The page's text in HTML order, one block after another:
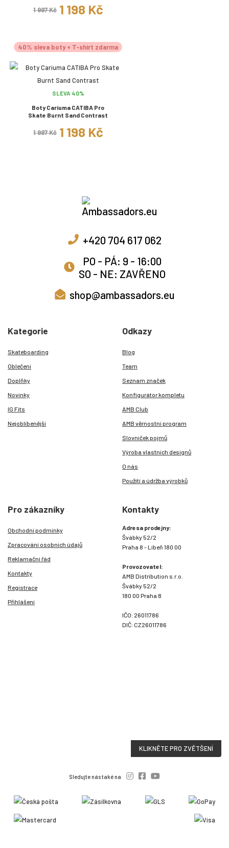
1 997 Kč 1 198 Kč
40% sleva boty + T-shirt zdarma
SLEVA 40%
Boty Cariuma CATIBA Pro
Skate Burnt Sand Contrast
1 997 Kč 1 198 Kč
+420 704 617 062
PO - PÁ: 9 - 16:00
SO - NE: ZAVŘENO
shop@ambassadors.eu
Kategorie
Skateboarding
Oblečení
Doplňky
Novinky
IG Fits
Nejoblíbenější
Odkazy
Blog
Team
Seznam značek
Konfigurátor kompletu
AMB Club
AMB věrnostní program
Slovníček pojmů
Výroba vlastních designů
O nás
Použití a údržba výrobků
Pro zákazníky
Obchodní podmínky
Zpracování osobních údajů
Reklamační řád
Kontakty
Registrace
Přihlášení
Kontakty
Adresa prodejny:
Švábky 52/2
Praha 8 - Libeň 180 00
Provozovatel:
AMB Distribution s.r.o.
Švábky 52/2
180 00 Praha 8
IČO: 26011786
DIČ: CZ26011786
KLIKNĚTE PRO ZVĚTŠENÍ
Sledujte nás také na